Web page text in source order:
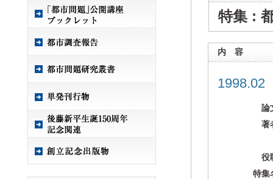
特集 :
内 容
論
著
役
特集